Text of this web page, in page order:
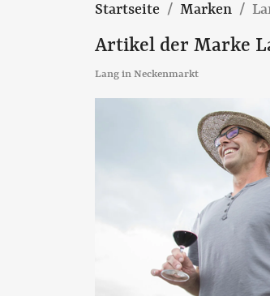
Startseite Marken
Artikel der Marke
Lang in Neckenmarkt